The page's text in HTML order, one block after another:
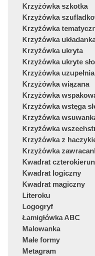
Krzyżówka szkotka
Krzyżówka
Krzyżówka
Krzyżówka
Krzyżówka ukryta
Krzyżówka ukryte
Krzyżówka
Krzyżówka wiązana
Krzyżówka
Krzyżówka wstęga
Krzyżówka
Krzyżówka
Krzyżówka z
Krzyżówka
Kwadrat
Kwadrat logiczny
Kwadrat magiczny
Literoku
Logogryf
Łamigłówka ABC
Malowanka
Małe formy
Metagram